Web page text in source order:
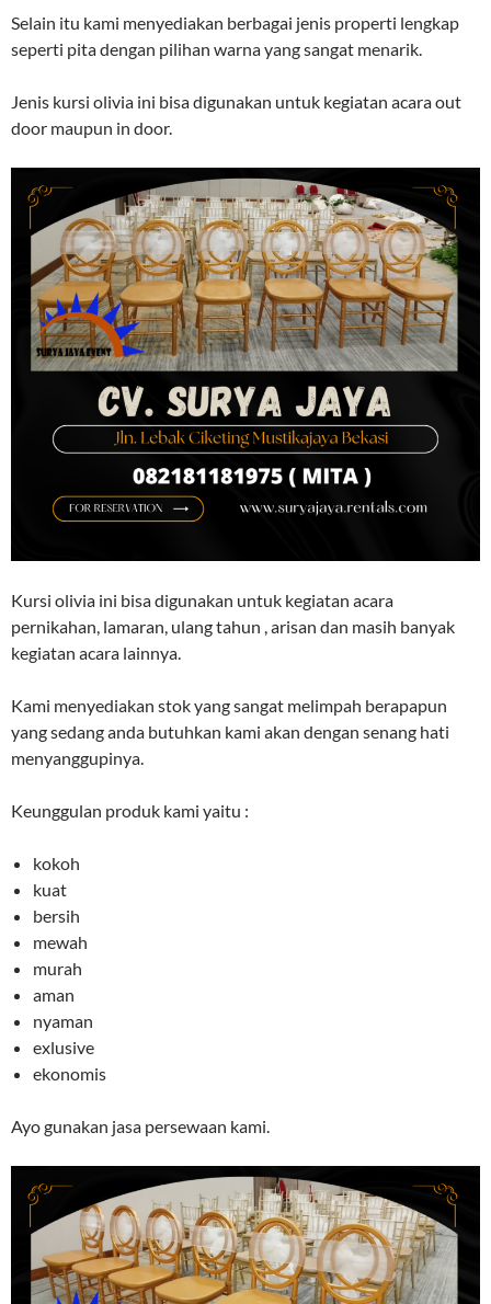
Selain itu kami menyediakan berbagai jenis properti lengkap
seperti pita dengan pilihan warna yang sangat menarik.
Jenis kursi olivia ini bisa digunakan untuk kegiatan acara out
door maupun in door.
Kursi olivia ini bisa digunakan untuk kegiatan acara
pernikahan, lamaran, ulang tahun , arisan dan masih banyak
kegiatan acara lainnya.
Kami menyediakan stok yang sangat melimpah berapapun
yang sedang anda butuhkan kami akan dengan senang hati
menyanggupinya.
Keunggulan produk kami yaitu :
kokoh
kuat
bersih
mewah
murah
aman
nyaman
exlusive
ekonomis
Ayo gunakan jasa persewaan kami.